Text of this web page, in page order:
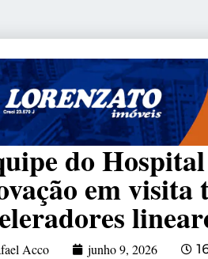
do
em visita
Acco junho 9, 2026